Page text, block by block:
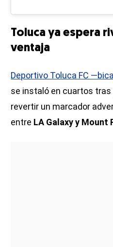
Toluca ya espera
ventaja
Deportivo Toluca FC
se instaló en cuartos tras
revertir un marcador
entre LA Galaxy y Mount